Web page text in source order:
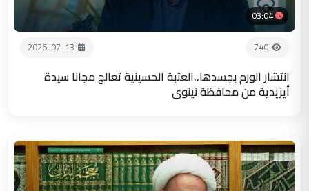
03:04
740
2026-07-13
انتشار الورم بجسدها..العتبة الحسينية تعالج مجانا سيدة
أيزيدية من محافظة نينوى